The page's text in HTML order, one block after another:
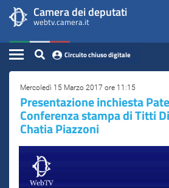
contenuto
principale
WebTV
Camera
dei
Deputati
menu
di
navigazione
Camera dei deputati
webtv.camera.it
Home
Assemblea
Presidente
Commissioni
Eventi
Circuito chiuso digitale
Contenuto
Mercoledì 15 Marzo 2017 ore 11:15
Presentazione inchiesta
Conferenza stampa di Titti
Chatia Piazzoni